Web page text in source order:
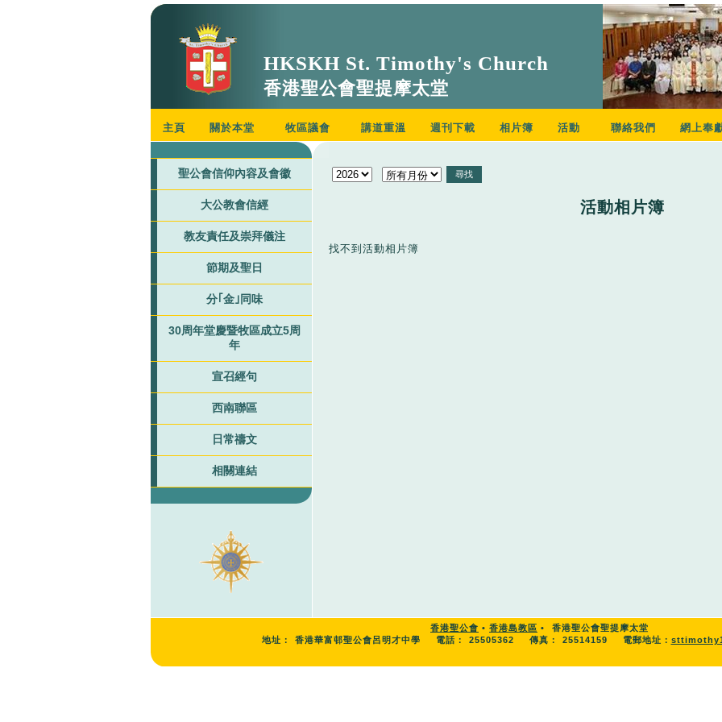
HKSKH St. Timothy's Church
香港聖公會聖提摩太堂
主頁 關於本堂 牧區議會 講道重溫 週刊下載 相片簿 活動 聯絡我們 網上奉
聖公會信仰內容及會徽
大公教會信經
教友責任及崇拜儀注
節期及聖日
分｢金｣同味
30周年堂慶暨牧區成立5周
年
宣召經句
西南聯區
日常禱文
相關連結
活動相片簿
找不到活動相片簿
香港聖公會 • 香港島教區 •
香港聖公會聖提摩太堂
地址：
香港華富邨聖公會呂明才中學 電話： 25505362 傳真： 25514159 電郵地址：